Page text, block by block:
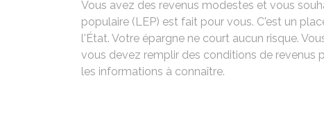
Vous avez des revenus modestes et vous
populaire (LEP) est fait pour vous. C'est un
l'État. Votre épargne ne court aucun risque.
vous devez remplir des conditions de revenus
les informations à connaître.